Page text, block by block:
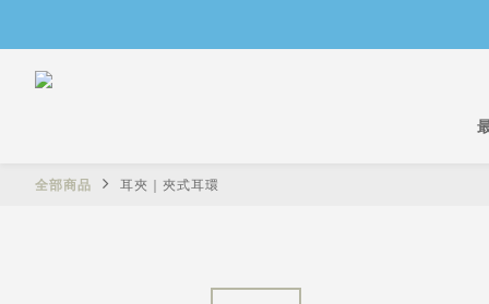
全部商品 耳夾｜夾式耳環